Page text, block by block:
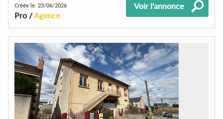
Créée le: 23/06/2026
Pro /Agence
Voir l'annonce